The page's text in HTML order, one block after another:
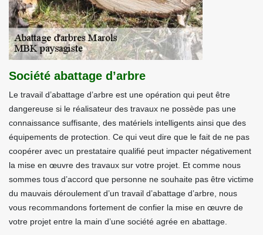
Société abattage d’arbre
Le travail d’abattage d’arbre est une opération qui peut être
dangereuse si le réalisateur des travaux ne possède pas une
connaissance suffisante, des matériels intelligents ainsi que des
équipements de protection. Ce qui veut dire que le fait de ne pas
coopérer avec un prestataire qualifié peut impacter négativement
la mise en œuvre des travaux sur votre projet. Et comme nous
sommes tous d’accord que personne ne souhaite pas être victime
du mauvais déroulement d’un travail d’abattage d’arbre, nous
vous recommandons fortement de confier la mise en œuvre de
votre projet entre la main d’une société agrée en abattage.